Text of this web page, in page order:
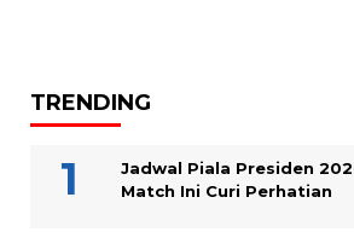
TRENDING
Jadwal Piala Presiden
Match Ini Curi Perhatian